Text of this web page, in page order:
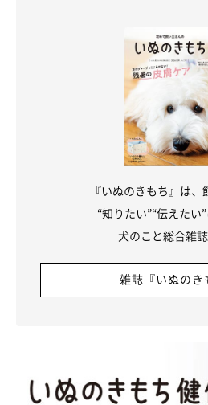
また、アンケートによるとブラック
んに対する忠誠心が強いタイプや甘
うです。飼い主さんの言うことをよ
いった愛らしさがあるのも、ブラッ
やすい」と言われる犬TOP5！」
『いぬのきもち』は
“知りたい”“伝えたい
犬のこと総合雑誌
雑誌『いぬのき